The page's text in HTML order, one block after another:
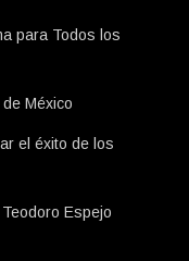
para Todos los
México
el éxito de los
Espejo